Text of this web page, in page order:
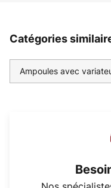
Catégories
Ampoules avec